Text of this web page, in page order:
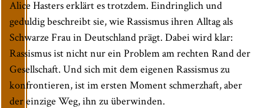
Alice Hasters erklärt es trotzdem. Eindringlich und
geduldig beschreibt sie, wie Rassismus ihren Alltag als
Schwarze Frau in Deutschland prägt. Dabei wird klar:
Rassismus ist nicht nur ein Problem am rechten Rand der
Gesellschaft. Und sich mit dem eigenen Rassismus zu
konfrontieren, ist im ersten Moment schmerzhaft, aber
der einzige Weg, ihn zu überwinden.